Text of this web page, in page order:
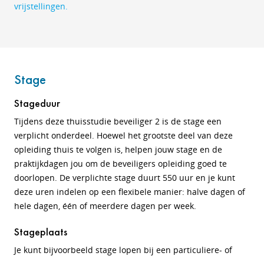
vrijstellingen.
Stage
Stageduur
Tijdens deze thuisstudie beveiliger 2 is de stage een
verplicht onderdeel. Hoewel het grootste deel van deze
opleiding thuis te volgen is, helpen jouw stage en de
praktijkdagen jou om de beveiligers opleiding goed te
doorlopen. De verplichte stage duurt 550 uur en je kunt
deze uren indelen op een flexibele manier: halve dagen of
hele dagen, één of meerdere dagen per week.
Stageplaats
Je kunt bijvoorbeeld stage lopen bij een particuliere- of